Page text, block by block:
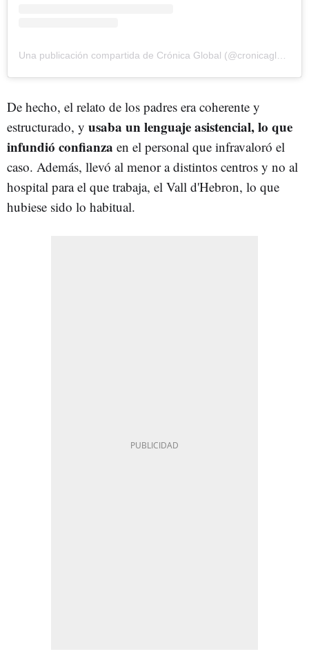
De hecho, el relato de los padres era coherente y
estructurado, y usaba un lenguaje asistencial, lo que
infundió confianza en el personal que infravaloró el
caso. Además, llevó al menor a distintos centros y no al
hospital para el que trabaja, el Vall d'Hebron, lo que
hubiese sido lo habitual.